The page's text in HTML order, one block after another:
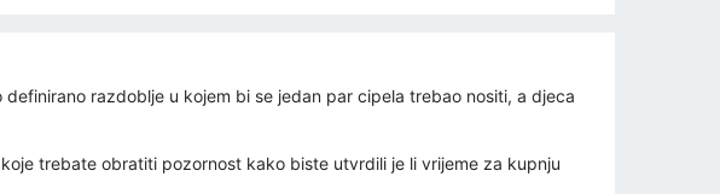
razdoblje u kojem bi se jedan par cipela trebao nositi, a djeca
trebate obratiti pozornost kako biste utvrdili je li vrijeme za kupnju